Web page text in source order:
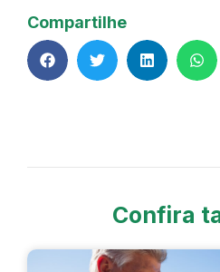
Compartilhe
Confira